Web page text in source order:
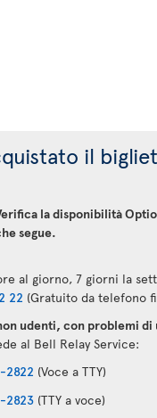
il
la disponibilità
segue.
al giorno, 7 giorni la
22 (Gratuito da telefono
udenti, con problemi
al Bell Relay Service:
2822 (Voce a TTY)
2823 (TTY a voce)